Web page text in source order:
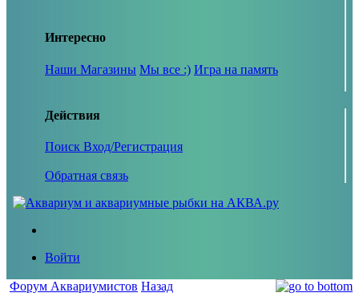
Интересно
Наши Магазины Мы все :) Игра на память
Действия
Поиск Вход/Регистрация
Обратная связь
Войти
Форум Аквариумистов Назад